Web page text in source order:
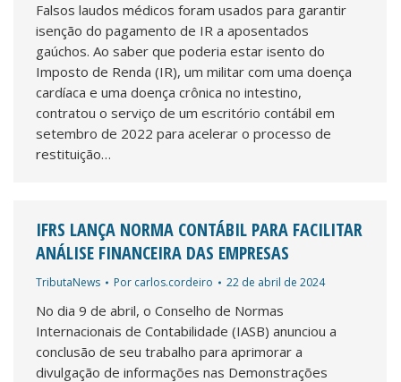
Falsos laudos médicos foram usados para garantir
isenção do pagamento de IR a aposentados
gaúchos. Ao saber que poderia estar isento do
Imposto de Renda (IR), um militar com uma doença
cardíaca e uma doença crônica no intestino,
contratou o serviço de um escritório contábil em
setembro de 2022 para acelerar o processo de
restituição…
IFRS LANÇA NORMA CONTÁBIL PARA FACILITAR
ANÁLISE FINANCEIRA DAS EMPRESAS
TributaNews Por carlos.cordeiro 22 de abril de 2024
No dia 9 de abril, o Conselho de Normas
Internacionais de Contabilidade (IASB) anunciou a
conclusão de seu trabalho para aprimorar a
divulgação de informações nas Demonstrações